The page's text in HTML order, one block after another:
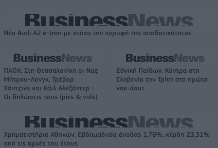
Νέο Audi A2 e-tron με στόχο την κορυφή της αποδοτικότητας
ΠΑΟΚ: Στη Θεσσαλονίκη οι Ναζ
Μήτρου-Λονγκ, Τρέβορ
Χάντζινς και Κάιλ Αλεξάντερ -
Οι δηλώσεις τους (pics & vids)
Εθνική Παίδων: Κόντρα στη
Σλοβενία την Τρίτη στο πρώτο
νοκ-άουτ
Χρηματιστήριο Αθηνών: Εβδομαδιαία άνοδος 1,76%, κέρδη 23,31%
από τις αρχές του έτους